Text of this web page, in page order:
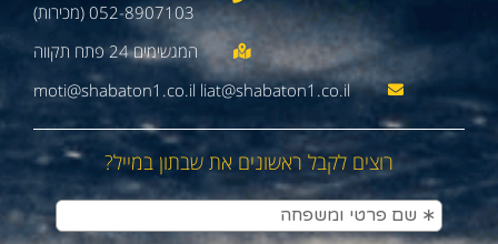
052-8907103 (מכירות)
moti@shabaton1.co.il liat@shabaton1.co.il
רוצים לקבל ראשונים את שבתון במייל?